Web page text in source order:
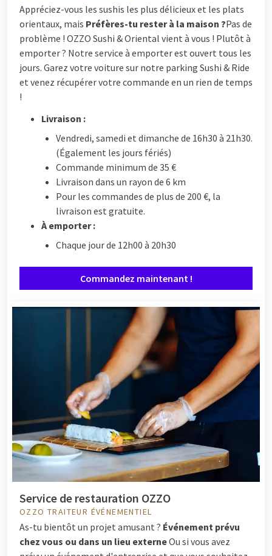
Appréciez-vous les sushis les plus délicieux et les plats
orientaux, mais Préfères-tu rester à la maison ?Pas de
problème ! OZZO Sushi & Oriental vient à vous ! Plutôt à
emporter ? Notre service à emporter est ouvert tous les
jours. Garez votre voiture sur notre parking Sushi & Ride
et venez récupérer votre commande en un rien de temps
!
Livraison :
Vendredi, samedi et dimanche de 16h30 à 21h30.
(Également les jours fériés)
Commande minimum de 35 €
Livraison dans un rayon de 6 km
Pour les commandes de plus de 200 €, la
livraison est gratuite.
À emporter :
Chaque jour de 12h00 à 20h30
Commandez maintenant !
Service de restauration OZZO
OZZO TRAITEUR ÉVÉNEMENTIEL
As-tu bientôt un projet amusant ? Événement prévu
chez vous ou dans un lieu externeOu si vous avez